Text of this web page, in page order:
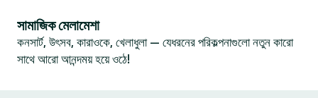
সামাজিক মেলামেশা
কনসার্ট, উৎসব, কারাওকে, খেলাধুলা — যেধরনের পরিকল্পনাগুলো নতুন কারো
সাথে আরো আনন্দময় হয়ে ওঠে!